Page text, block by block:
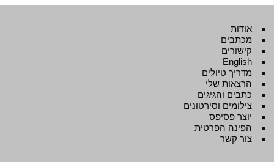
אודות
מכתבים
קישורים
English
מדריך טיולים
הרצאות שלי
כתבים והגיגים
צילומים וסירטונים
יוצר פסיפס
הפינה הפרטית
צור קשר